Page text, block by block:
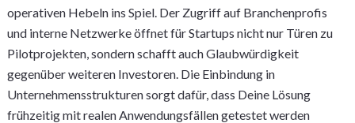
operativen Hebeln ins Spiel. Der Zugriff auf Branchenprofis
und interne Netzwerke öffnet für Startups nicht nur Türen zu
Pilotprojekten, sondern schafft auch Glaubwürdigkeit
gegenüber weiteren Investoren. Die Einbindung in
Unternehmensstrukturen sorgt dafür, dass Deine Lösung
frühzeitig mit realen Anwendungsfällen getestet werden